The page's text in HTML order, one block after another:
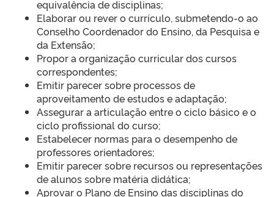
equivalência de disciplinas;
Elaborar ou rever o currículo, submetendo-o ao
Conselho Coordenador do Ensino, da Pesquisa e
da Extensão;
Propor a organização curricular dos cursos
correspondentes;
Emitir parecer sobre processos de
aproveitamento de estudos e adaptação;
Assegurar a articulação entre o ciclo básico e o
ciclo profissional do curso;
Estabelecer normas para o desempenho de
professores orientadores;
Emitir parecer sobre recursos ou representações
de alunos sobre matéria didática;
Aprovar o Plano de Ensino das disciplinas do